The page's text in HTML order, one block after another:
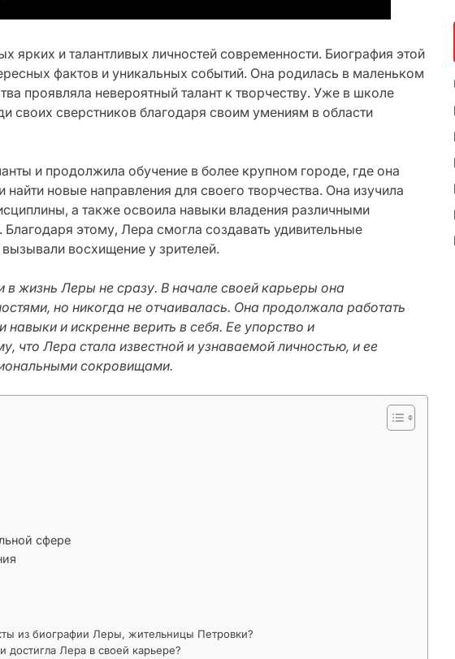
ярких и талантливых личностей современности. Биография этой
фактов и уникальных событий. Она родилась в маленьком
проявляла невероятный талант к творчеству. Уже в школе
своих сверстников благодаря своим умениям в области
и продолжила обучение в более крупном городе, где она
новые направления для своего творчества. Она изучила
а также освоила навыки владения различными
этому, Лера смогла создавать удивительные
восхищение у зрителей.
в жизнь Леры не сразу. В начале своей карьеры она
но никогда не отчаивалась. Она продолжала работать
и искренне верить в себя. Ее упорство и
что Лера стала известной и узнаваемой личностью, и ее
сокровищами.
сфере
из биографии Леры, жительницы Петровки?
достигла Лера в своей карьере?